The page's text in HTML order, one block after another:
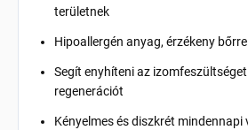
területnek
Hipoallergén anyag, érzékeny
Segít enyhíteni az
regenerációt
Kényelmes és diszkrét mindennapi